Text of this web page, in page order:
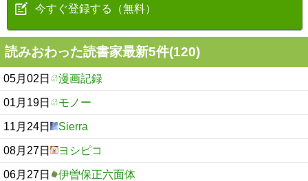
今すぐ登録する（無料）
読みおわった読書家最新5件(120)
05月02日 漫画記録
01月19日 モノー
11月24日 Sierra
08月27日 ヨシピコ
06月27日 伊曽保正六面体